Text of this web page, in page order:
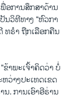
ອການສຶກສາດ້ານ
ນວິທີທາງ “ຫົວກາ
ທຣຳ ຖືກເລືອກຄືນ
ຂ້າພະເຈົ້າຄິດວ່າ ບໍ່
ວ່າງປະເທດເຂດ
. ການເອົາອີຣ່ານ